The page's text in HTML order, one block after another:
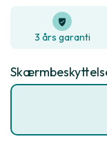
3 års garanti